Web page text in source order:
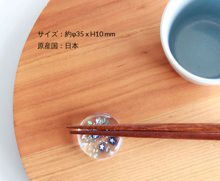
サイズ：約φ35 x H10 mm
原産国：日本